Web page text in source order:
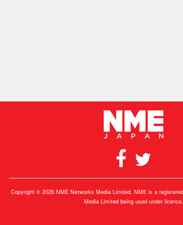
Copyright © 2026 NME Networks Media Limited. NME is a
Media Limited being used under licence.